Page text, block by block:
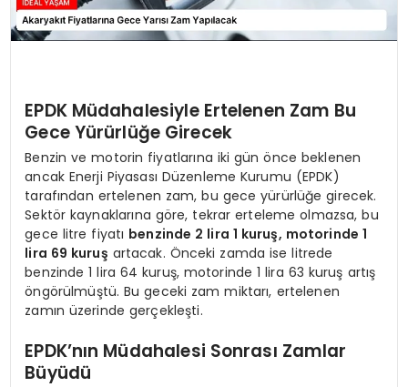
EPDK Müdahalesiyle Ertelenen Zam Bu
Gece Yürürlüğe Girecek
Benzin ve motorin fiyatlarına iki gün önce beklenen
ancak Enerji Piyasası Düzenleme Kurumu (EPDK)
tarafından ertelenen zam, bu gece yürürlüğe girecek.
Sektör kaynaklarına göre, tekrar erteleme olmazsa, bu
gece litre fiyatı benzinde 2 lira 1 kuruş, motorinde 1
lira 69 kuruş artacak. Önceki zamda ise litrede
benzinde 1 lira 64 kuruş, motorinde 1 lira 63 kuruş artış
öngörülmüştü. Bu geceki zam miktarı, ertelenen
zamın üzerinde gerçekleşti.
EPDK’nın Müdahalesi Sonrası Zamlar
Büyüdü